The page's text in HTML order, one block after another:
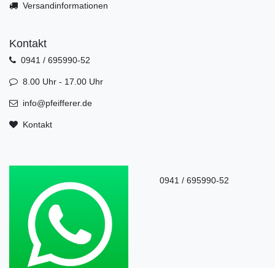
Versandinformationen
Kontakt
0941 / 695990-52
8.00 Uhr - 17.00 Uhr
info@pfeifferer.de
Kontakt
0941 / 695990-52